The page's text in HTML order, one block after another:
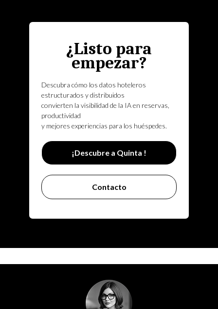
¿Listo para
empezar?
Descubra cómo los datos hoteleros
estructurados y distribuidos
convierten la visibilidad de la IA en reservas,
productividad
y mejores experiencias para los huéspedes.
¡Descubre a Quinta !
Contacto